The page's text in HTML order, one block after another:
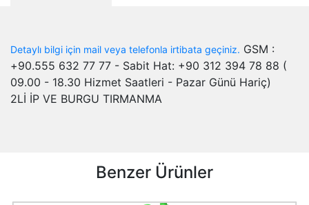
Detaylı bilgi için mail veya telefonla irtibata geçiniz. GSM :
+90.555 632 77 77 - Sabit Hat: +90 312 394 78 88 (
09.00 - 18.30 Hizmet Saatleri - Pazar Günü Hariç)
2Lİ İP VE BURGU TIRMANMA
Benzer Ürünler